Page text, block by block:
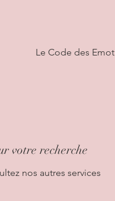
Le Code des
votre recherche
nos autres services